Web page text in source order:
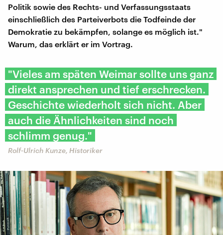
Politik sowie des Rechts- und Verfassungsstaats
einschließlich des Parteiverbots die Todfeinde der
Demokratie zu bekämpfen, solange es möglich ist."
Warum, das erklärt er im Vortrag.
"Vieles am späten Weimar sollte uns ganz
direkt ansprechen und tief erschrecken.
Geschichte wiederholt sich nicht. Aber
auch die Ähnlichkeiten sind noch
schlimm genug."
Rolf-Ulrich Kunze, Historiker